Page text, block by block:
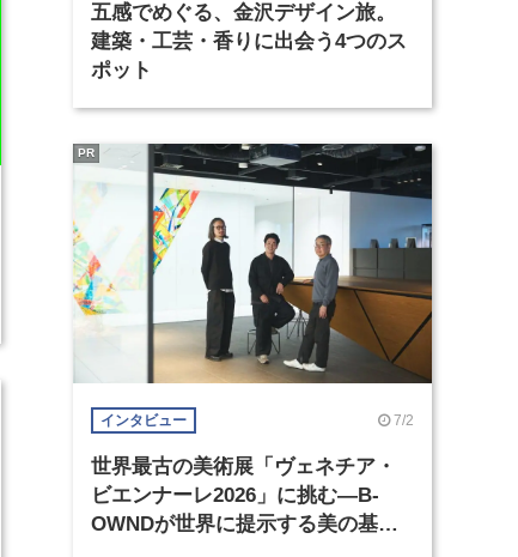
五感でめぐる、金沢デザイン旅。
建築・工芸・香りに出会う4つのス
ポット
インタビュー 7/2
世界最古の美術展「ヴェネチア・
ビエンナーレ2026」に挑む―B-
OWNDが世界に提示する美の基準
PR